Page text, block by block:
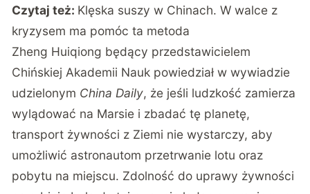
Czytaj też: Klęska suszy w Chinach. W walce z
kryzysem ma pomóc ta metoda
Zheng Huiqiong będący przedstawicielem
Chińskiej Akademii Nauk powiedział w wywiadzie
udzielonym China Daily, że jeśli ludzkość zamierza
wylądować na Marsie i zbadać tę planetę,
transport żywności z Ziemi nie wystarczy, aby
umożliwić astronautom przetrwanie lotu oraz
pobytu na miejscu. Zdolność do uprawy żywności